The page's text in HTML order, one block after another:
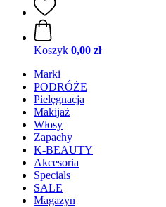
Koszyk 0,00 zł
Marki
PODRÓŻE
Pielęgnacja
Makijaż
Włosy
Zapachy
K-BEAUTY
Akcesoria
Specials
SALE
Magazyn